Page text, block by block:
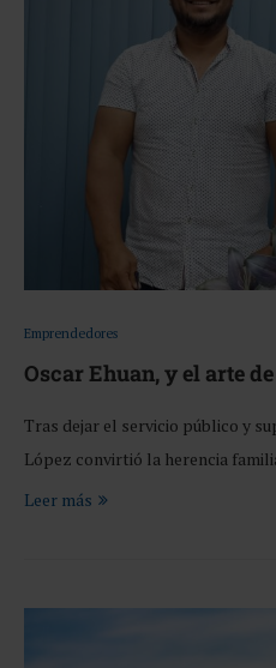
Emprendedores
Oscar Ehuan, y el arte
Tras dejar el servicio público y
López convirtió la herencia
Leer más